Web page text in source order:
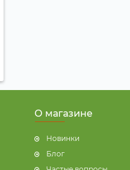
О магазине
Новинки
Блог